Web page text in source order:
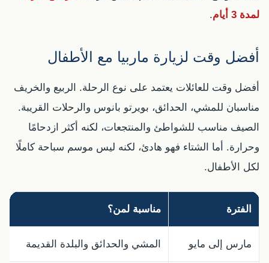
لمدة 3 أيام
.
أفضل وقت لزيارة ماربيا مع الأطفال
أفضل وقت للعائلات يعتمد على نوع الرحلة. الربيع والخريف
مناسبان للمشي، الحدائق، بويرتو بانوس والرحلات القريبة.
الصيف مناسب للشواطئ والمنتجعات، لكنه أكثر ازدحامًا
وحرارة. أما الشتاء فهو هادئ، لكنه ليس موسم سباحة كاملًا
لكل الأطفال.
الفترة مناسبة لمن؟
مارس إلى مايو المشي والحدائق والبلدة القديمة